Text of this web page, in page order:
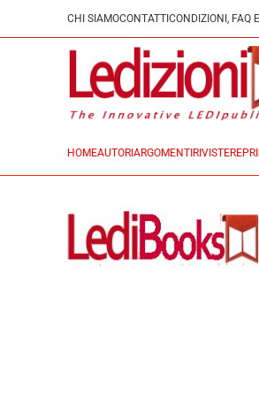
CHI SIAMOCONTATTI CONDIZIONI, FAQ
HOMEAUTORI ARGOMENTI RIVISTE